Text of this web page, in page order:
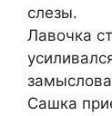
слезы.
Лавочка
Сашка